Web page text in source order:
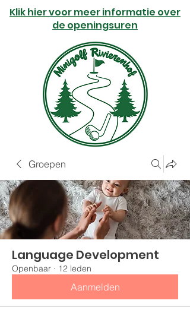
Klik hier voor meer informatie over
de openingsuren
Groepen
Language Development
Openbaar · 12 leden
Aanmelden